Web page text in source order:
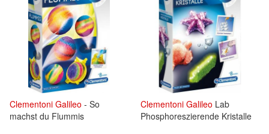
Clementoni Galileo - So
machst du Flummis
Clementoni Galileo Lab
Phosphoreszierende Kristalle